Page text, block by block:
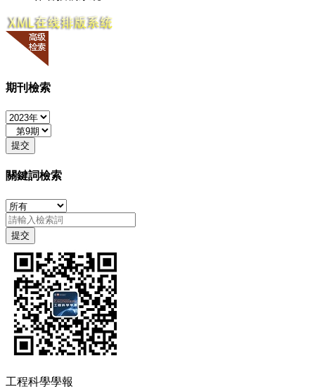
期刊檢索
關鍵詞檢索
工程科學學報